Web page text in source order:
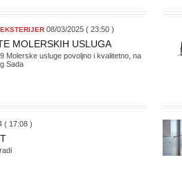
08/03/2025 ( 23:50 )
MOLERSKIH USLUGA
Molerske usluge povoljno i kvalitetno, na
Sada
( 17:08 )